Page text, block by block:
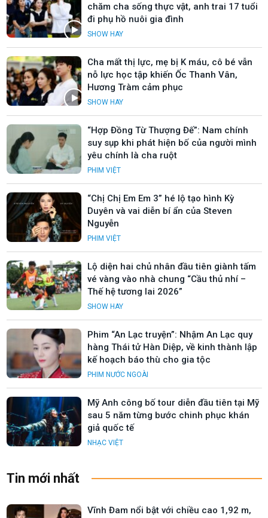
chăm cha sống thực vật, anh trai 17 tuổi
đi phụ hồ nuôi gia đình
SHOW HAY
Cha mất thị lực, mẹ bị K máu, cô bé vẫn
nỗ lực học tập khiến Ốc Thanh Vân,
Hương Tràm cảm phục
SHOW HAY
“Hợp Đồng Từ Thượng Đế”: Nam chính
suy sụp khi phát hiện bố của người mình
yêu chính là cha ruột
PHIM VIỆT
“Chị Chị Em Em 3” hé lộ tạo hình Kỳ
Duyên và vai diễn bí ẩn của Steven
Nguyễn
PHIM VIỆT
Lộ diện hai chủ nhân đầu tiên giành tấm
vé vàng vào nhà chung “Cầu thủ nhí –
Thế hệ tương lai 2026”
SHOW HAY
Phim “An Lạc truyện”: Nhậm An Lạc quy
hàng Thái tử Hàn Diệp, về kinh thành lập
kế hoạch báo thù cho gia tộc
PHIM NƯỚC NGOÀI
Mỹ Anh công bố tour diễn đầu tiên tại Mỹ
sau 5 năm từng bước chinh phục khán
giả quốc tế
NHẠC VIỆT
Tin mới nhất
Vĩnh Đam nổi bật với chiều cao 1,92 m,